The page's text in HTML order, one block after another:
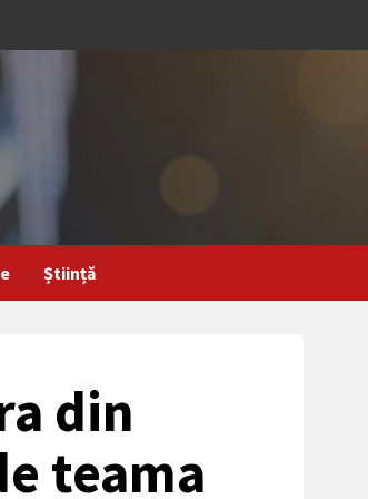
Știință
din
teama